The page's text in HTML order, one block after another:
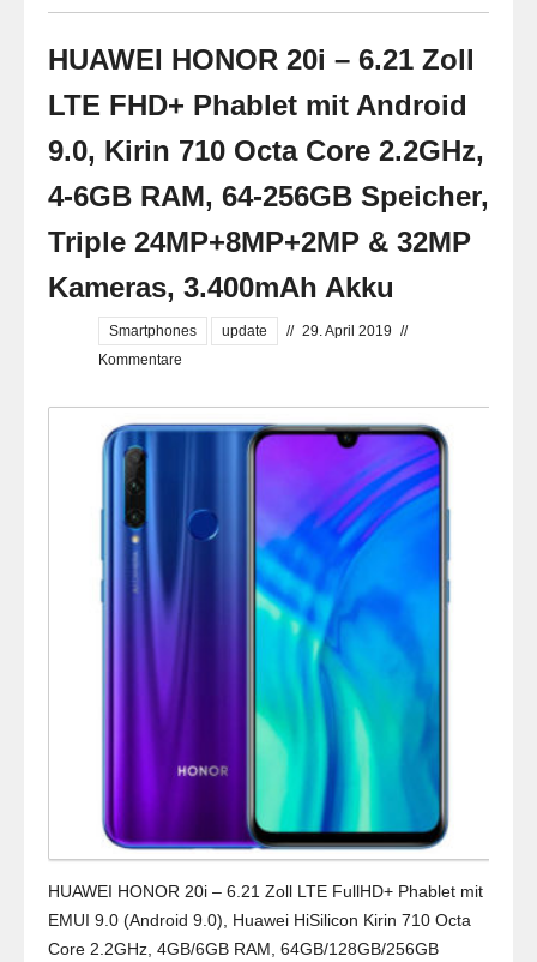
HUAWEI HONOR 20i – 6.21 Zoll
LTE FHD+ Phablet mit Android
9.0, Kirin 710 Octa Core 2.2GHz,
4-6GB RAM, 64-256GB Speicher,
Triple 24MP+8MP+2MP & 32MP
Kameras, 3.400mAh Akku
Smartphones update // 29. April 2019 //
Kommentare
HUAWEI HONOR 20i – 6.21 Zoll LTE FullHD+ Phablet mit
EMUI 9.0 (Android 9.0), Huawei HiSilicon Kirin 710 Octa
Core 2.2GHz, 4GB/6GB RAM, 64GB/128GB/256GB